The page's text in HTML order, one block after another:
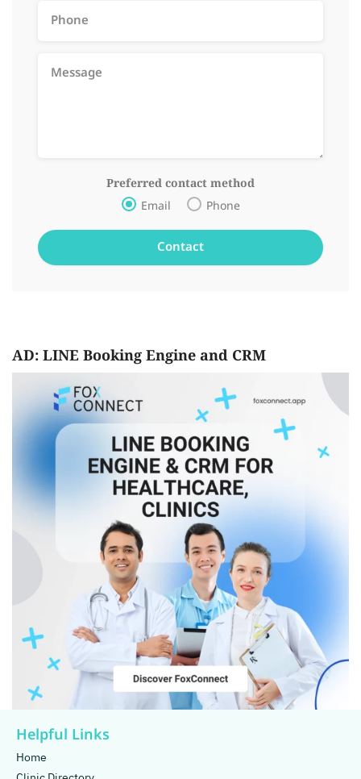
Preferred contact method
Email Phone
AD: LINE Booking Engine and CRM
Helpful Links
Home